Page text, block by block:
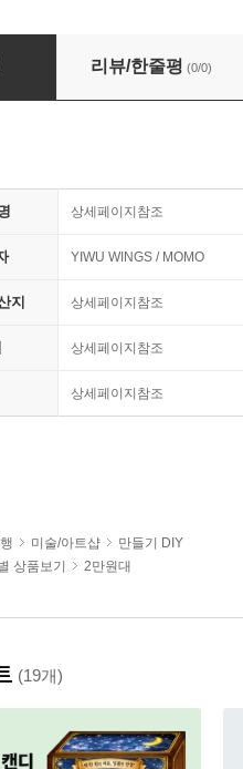
골 꾸미기 키트
리뷰/한줄평 (0/0)
상세페이지참조
YIWU WINGS / MOMO
지 상세페이지참조
상세페이지참조
상세페이지참조
미술/아트샵
만들기 DIY
상품보기 2만원대
(19개)